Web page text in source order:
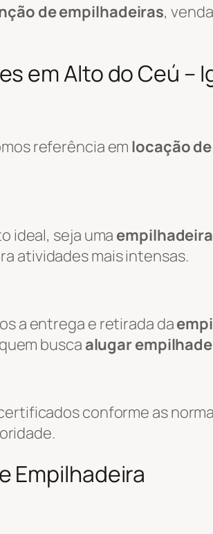
de empilhadeiras,
em Alto do Ceú –
referência em locação
ideal, seja uma
atividades mais intensas.
a entrega e retirada da
buscaalugar
conforme as
Empilhadeira